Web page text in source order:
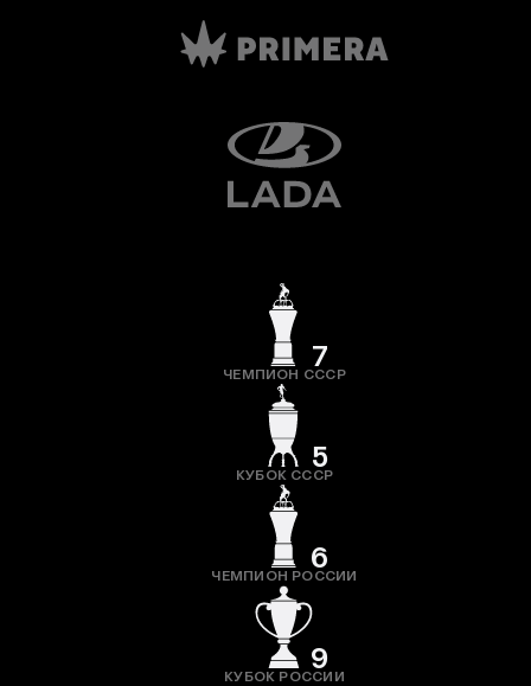
7
ЧЕМПИОН СССР
5
КУБОК СССР
6
ЧЕМПИОН РОССИИ
9
КУБОК РОССИИ